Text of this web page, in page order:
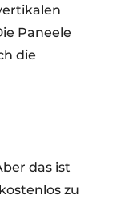
Paneele
die
das ist
zu